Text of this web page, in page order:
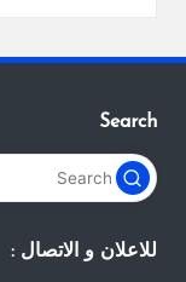
Search
للاعلان و الاتصال :